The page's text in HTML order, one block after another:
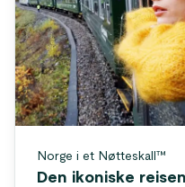
Norge i et Nøtteskall™
Den ikoniske reisen